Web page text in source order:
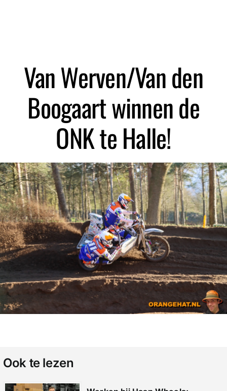
Van Werven/Van den
Boogaart winnen de
ONK te Halle!
Ook te lezen